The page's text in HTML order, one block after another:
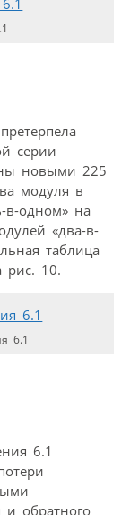
серии
новыми 225
модуля в
в-одном» на
«два-в-
таблица
рис. 10.
6.1
6.1
обратного